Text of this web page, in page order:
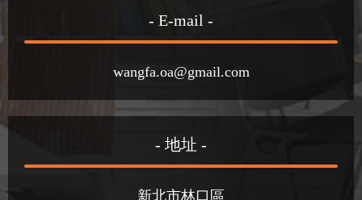
- E-mail -
wangfa.oa@gmail.com
- 地址 -
新北市林口區